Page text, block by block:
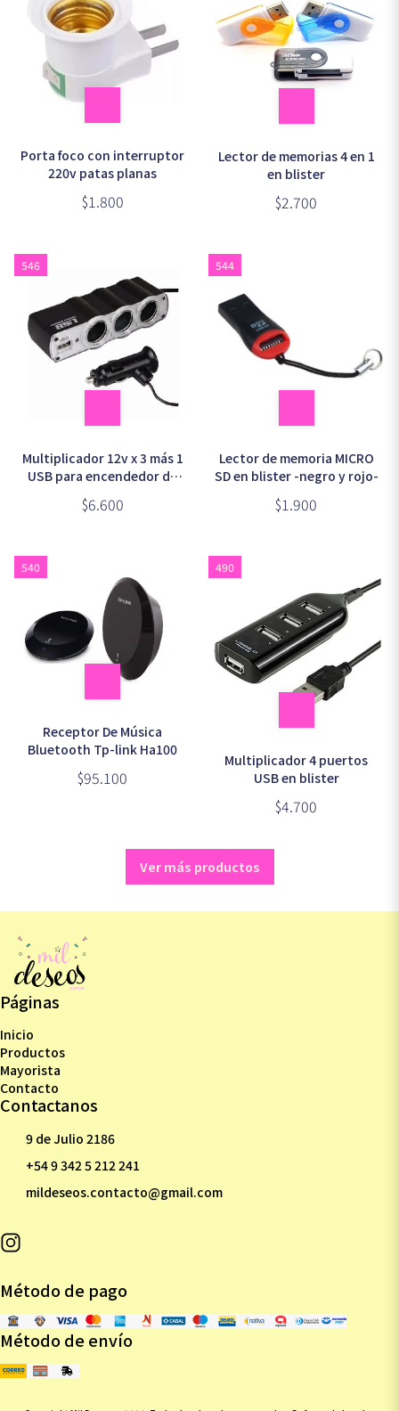
Porta foco con interruptor
220v patas planas
$1.800
Lector de memorias 4 en 1
en blister
$2.700
546
Multiplicador 12v x 3 más 1
USB para encendedor de
auto en blister
$6.600
544
Lector de memoria MICRO
SD en blister -negro y rojo-
$1.900
540
Receptor De Música
Bluetooth Tp-link Ha100
$95.100
490
Multiplicador 4 puertos
USB en blister
$4.700
Ver más productos
Páginas
Inicio
Productos
Mayorista
Contacto
Contactanos
9 de Julio 2186
+54 9 342 5 212 241
mildeseos.contacto@gmail.com
Método de pago
Método de envío